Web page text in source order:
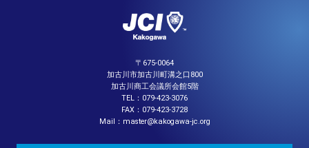
〒675-0064
加古川市加古川町溝之口800
加古川商工会議所会館5階
TEL：079-423-3076
FAX：079-423-3728
Mail：master@kakogawa-jc.org